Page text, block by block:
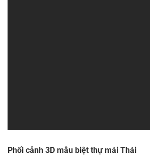
Phối cảnh 3D mẫu biệt thự mái Thái